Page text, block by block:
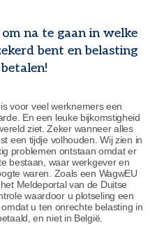
na te gaan in welke
bent en belasting
voor veel werknemers een
En een leuke bijkomstigheid
ziet. Zeker wanneer alles
een tijdje volhouden. Wij zien in
problemen ontstaan omdat er
bestaan, waar werkgever en
waren. Zoals een WagwEU
Meldeportal van de Duitse
waardoor u plotseling een
u ten onrechte belasting in
en niet in België.